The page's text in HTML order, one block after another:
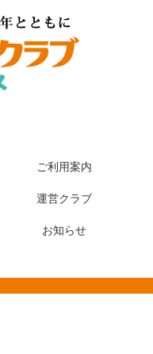
ご利用案内
運営クラブ
お知らせ